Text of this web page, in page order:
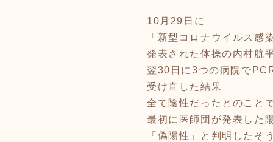
10月29日に
「新型コロナウイルス感
発表された体操の内村航
翌30日に3つの病院で
受け直した結果
全て陰性だったとのこと
最初に医師団が発表した
「偽陽性」と判明したそ